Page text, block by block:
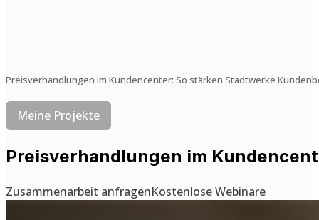
Preisverhandlungen im Kundencenter: So stärken Stadtwerke
Meine Projekte
Preisverhandlungen im
Zusammenarbeit anfragenKostenlose Webinare